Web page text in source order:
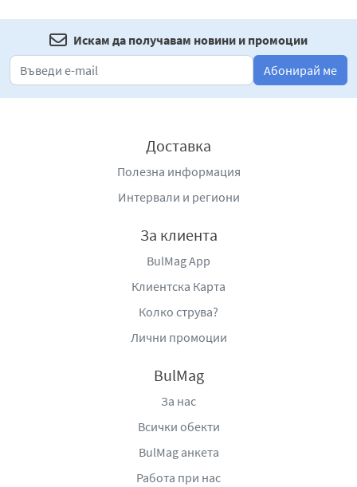
Искам да получавам новини и промоции
Абонирай ме
Доставка
Полезна информация
Интервали и региони
За клиента
BulMag App
Клиентска Карта
Колко струва?
Лични промоции
BulMag
За нас
Всички обекти
BulMag анкета
Работа при нас